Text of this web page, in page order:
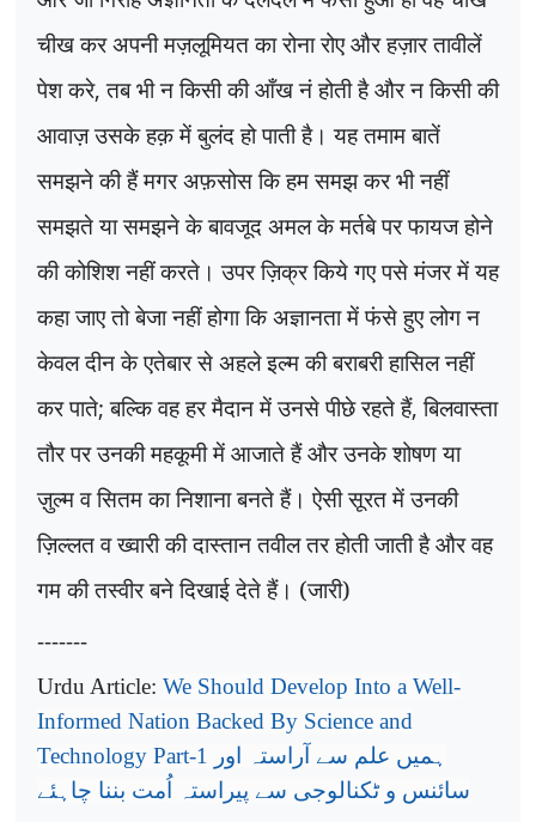
चीख कर अपनी मज़लूमियत का रोना रोए और हज़ार तावीलें
पेश करे,तब भी न किसी की आँख नं होती है और न किसी की
आवाज़ उसके हक़ में बुलंद हो पाती है। यह तमाम बातें
समझने की हैं मगर अफ़सोस कि हम समझ कर भी नहीं
समझते या समझने के बावजूद अमल के मर्तबे पर फायज होने
की कोशिश नहीं करते। उपर ज़िक्र किये गए पसे मंजर में यह
कहा जाए तो बेजा नहीं होगा कि अज्ञानता में फंसे हुए लोग न
केवल दीन के एतेबार से अहले इल्म की बराबरी हासिल नहीं
कर पाते;बल्कि वह हर मैदान में उनसे पीछे रहते हैं,बिलवास्ता
तौर पर उनकी महकूमी में आजाते हैं और उनके शोषण या
ज़ुल्म व सितम का निशाना बनते हैं। ऐसी सूरत में उनकी
ज़िल्लत व ख्वारी की दास्तान तवील तर होती जाती है और वह
गम की तस्वीर बने दिखाई देते हैं। (जारी)
-------
Urdu Article: We Should Develop Into a Well-
Informed Nation Backed By Science and
Technology Part-1
ہمیں علم سے آراستہ اور
سائنس و ٹکنالوجی سے پیراستہ اُمت بننا چاہئے